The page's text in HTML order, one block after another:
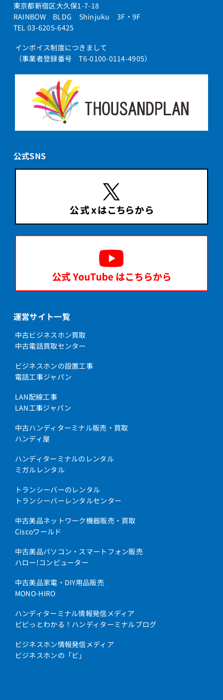
東京都新宿区大久保1-7-18
RAINBOW BLDG Shinjuku 3F・9F
TEL 03-6205-6425
インボイス制度につきまして
（事業者登録番号 T6-0100-0114-4905）
公式SNS
運営サイト一覧
中古ビジネスホン買取
中古電話買取センター
ビジネスホンの設置工事
電話工事ジャパン
LAN配線工事
LAN工事ジャパン
中古ハンディターミナル販売・買取
ハンディ屋
ハンディターミナルのレンタル
ミガルレンタル
トランシーバーのレンタル
トランシーバーレンタルセンター
中古美品ネットワーク機器販売・買取
Ciscoワールド
中古美品パソコン・スマートフォン販売
ハロー!コンピューター
中古美品家電・DIY用品販売
MONO-HIRO
ハンディターミナル情報発信メディア
ピピっとわかる！ハンディターミナルブログ
ビジネスホン情報発信メディア
ビジネスホンの「ビ」